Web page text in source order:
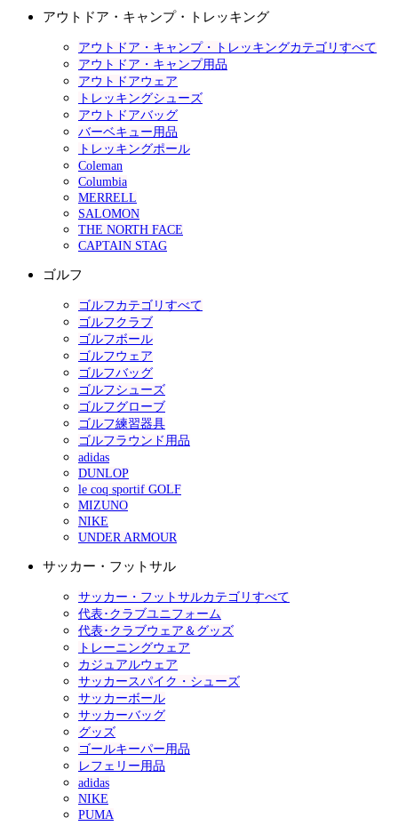
アウトドア・キャンプ・トレッキング
アウトドア・キャンプ・トレッキングカテゴリすべて
アウトドア・キャンプ用品
アウトドアウェア
トレッキングシューズ
アウトドアバッグ
バーベキュー用品
トレッキングポール
Coleman
Columbia
MERRELL
SALOMON
THE NORTH FACE
CAPTAIN STAG
ゴルフ
ゴルフカテゴリすべて
ゴルフクラブ
ゴルフボール
ゴルフウェア
ゴルフバッグ
ゴルフシューズ
ゴルフグローブ
ゴルフ練習器具
ゴルフラウンド用品
adidas
DUNLOP
le coq sportif GOLF
MIZUNO
NIKE
UNDER ARMOUR
サッカー・フットサル
サッカー・フットサルカテゴリすべて
代表･クラブユニフォーム
代表･クラブウェア＆グッズ
トレーニングウェア
カジュアルウェア
サッカースパイク・シューズ
サッカーボール
サッカーバッグ
グッズ
ゴールキーパー用品
レフェリー用品
adidas
NIKE
PUMA